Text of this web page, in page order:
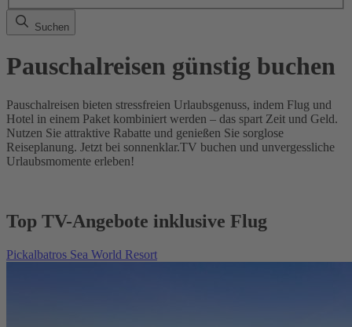
Suchen
Pauschalreisen günstig buchen
Pauschalreisen bieten stressfreien Urlaubsgenuss, indem Flug und
Hotel in einem Paket kombiniert werden – das spart Zeit und Geld.
Nutzen Sie attraktive Rabatte und genießen Sie sorglose
Reiseplanung. Jetzt bei sonnenklar.TV buchen und unvergessliche
Urlaubsmomente erleben!
Top TV-Angebote inklusive Flug
Pickalbatros Sea World Resort